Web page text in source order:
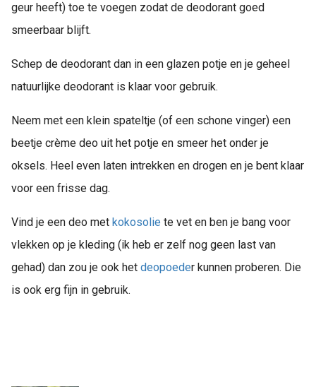
geur heeft) toe te voegen zodat de deodorant goed
smeerbaar blijft.
Schep de deodorant dan in een glazen potje en je geheel
natuurlijke deodorant is klaar voor gebruik.
Neem met een klein spateltje (of een schone vinger) een
beetje crème deo uit het potje en smeer het onder je
oksels. Heel even laten intrekken en drogen en je bent klaar
voor een frisse dag.
Vind je een deo met kokosolie te vet en ben je bang voor
vlekken op je kleding (ik heb er zelf nog geen last van
gehad) dan zou je ook het deopoeder kunnen proberen. Die
is ook erg fijn in gebruik.